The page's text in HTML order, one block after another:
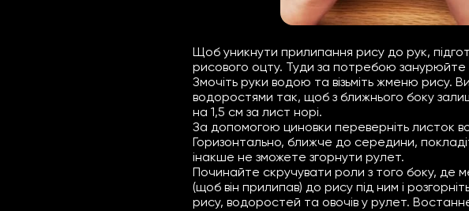
Щоб уникнути прилипання рису до рук,
рисового оцту. Туди за потребою занурюйте
Змочіть руки водою та візьміть жменю рису.
водоростями так, щоб з ближнього боку
на 1,5 см за лист норі.
За допомогою циновки переверніть листок
Горизонтально, ближче до середини,
інакше не зможете згорнути рулет.
Починайте скручувати роли з того боку, де
(щоб він прилипав) до рису під ним і
рису, водоростей та овочів у рулет.